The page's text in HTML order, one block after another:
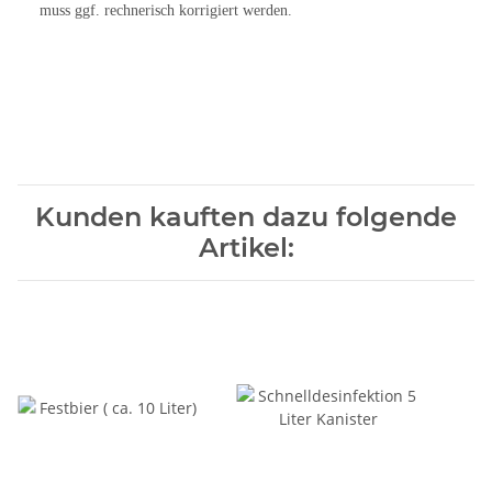
muss ggf. rechnerisch korrigiert werden.
Kunden kauften dazu folgende
Artikel: